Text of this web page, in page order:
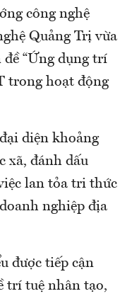
công nghệ
Quảng Trị vừa
“Ứng dụng trí
trong hoạt động
diện khoảng
xã, đánh dấu
lan tỏa tri thức
nghiệp địa
được tiếp cận
trí tuệ nhân tạo,